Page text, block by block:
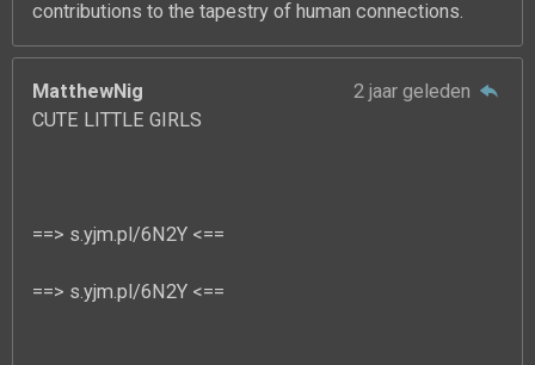
contributions to the tapestry of human connections.
MatthewNig
2 jaar geleden
CUTE LITTLE GIRLS
==> s.yjm.pl/6N2Y <==
==> s.yjm.pl/6N2Y <==